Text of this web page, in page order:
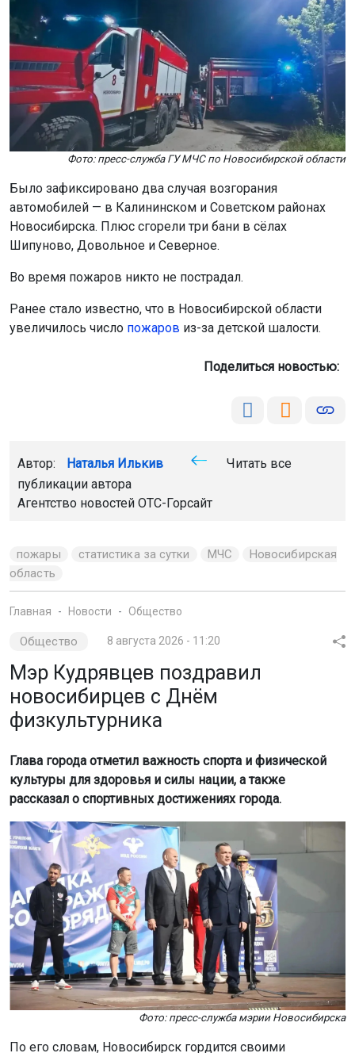
Фото: пресс-служба ГУ МЧС по Новосибирской области
Было зафиксировано два случая возгорания
автомобилей — в Калининском и Советском районах
Новосибирска. Плюс сгорели три бани в сёлах
Шипуново, Довольное и Северное.
Во время пожаров никто не пострадал.
Ранее стало известно, что в Новосибирской области
увеличилось число пожаров из-за детской шалости.
Поделиться новостью:
Автор: Наталья Илькив
Читать все
публикации автора
Агентство новостей ОТС-Горсайт
пожары статистика за сутки МЧС
Новосибирская
область
Главная Новости Общество
Общество 8 августа 2026 - 11:20
Мэр Кудрявцев поздравил
новосибирцев с Днём
физкультурника
Глава города отметил важность спорта и физической
культуры для здоровья и силы нации, а также
рассказал о спортивных достижениях города.
Фото: пресс-служба мэрии Новосибирска
По его словам, Новосибирск гордится своими